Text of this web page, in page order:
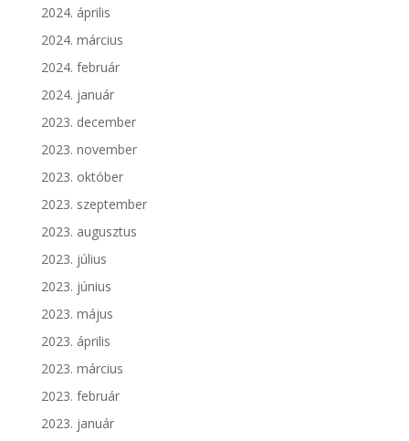
2024. április
2024. március
2024. február
2024. január
2023. december
2023. november
2023. október
2023. szeptember
2023. augusztus
2023. július
2023. június
2023. május
2023. április
2023. március
2023. február
2023. január